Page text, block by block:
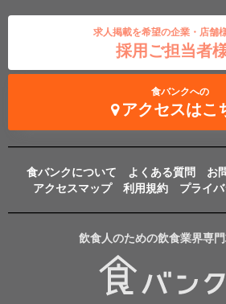
求人掲載を希望の企業・店舗
採用ご担当者
食バンクへの
アクセスはこ
食バンクについて よくある質問 お
アクセスマップ
利用規約 プライ
飲食人のための飲食業界専